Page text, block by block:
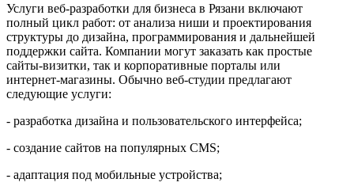
Услуги веб‑разработки для бизнеса в Рязани включают
полный цикл работ: от анализа ниши и проектирования
структуры до дизайна, программирования и дальнейшей
поддержки сайта. Компании могут заказать как простые
сайты‑визитки, так и корпоративные порталы или
интернет‑магазины. Обычно веб‑студии предлагают
следующие услуги:
- разработка дизайна и пользовательского интерфейса;
- создание сайтов на популярных CMS;
- адаптация под мобильные устройства;